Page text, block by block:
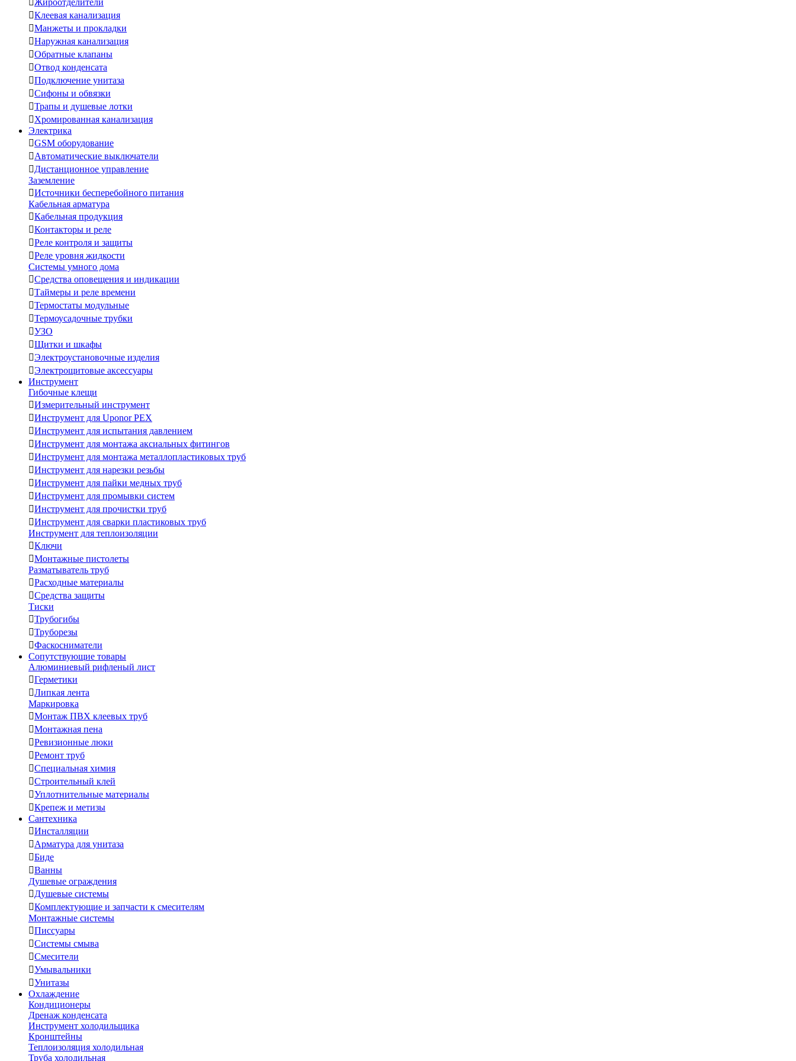
Жироотделители
Клеевая канализация
Манжеты и прокладки
Наружная канализация
Обратные клапаны
Отвод конденсата
Подключение унитаза
Сифоны и обвязки
Трапы и душевые лотки
Хромированная канализация
Электрика
GSM оборудование
Автоматические выключатели
Дистанционное управление
Заземление
Источники бесперебойного питания
Кабельная арматура
Кабельная продукция
Контакторы и реле
Реле контроля и защиты
Реле уровня жидкости
Системы умного дома
Средства оповещения и индикации
Таймеры и реле времени
Термостаты модульные
Термоусадочные трубки
УЗО
Щитки и шкафы
Электроустановочные изделия
Электрощитовые аксессуары
Инструмент
Гибочные клещи
Измерительный инструмент
Инструмент для Uponor PEX
Инструмент для испытания давлением
Инструмент для монтажа аксиальных фитингов
Инструмент для монтажа металлопластиковых труб
Инструмент для нарезки резьбы
Инструмент для пайки медных труб
Инструмент для промывки систем
Инструмент для прочистки труб
Инструмент для сварки пластиковых труб
Инструмент для теплоизоляции
Ключи
Монтажные пистолеты
Разматыватель труб
Расходные материалы
Средства защиты
Тиски
Трубогибы
Труборезы
Фаскосниматели
Сопутствующие товары
Алюминиевый рифленый лист
Герметики
Липкая лента
Маркировка
Монтаж ПВХ клеевых труб
Монтажная пена
Ревизионные люки
Ремонт труб
Специальная химия
Строительный клей
Уплотнительные материалы
Крепеж и метизы
Сантехника
Инсталляции
Арматура для унитаза
Биде
Ванны
Душевые ограждения
Душевые системы
Комплектующие и запчасти к смесителям
Монтажные системы
Писсуары
Системы смыва
Смесители
Умывальники
Унитазы
Охлаждение
Кондиционеры
Дренаж конденсата
Инструмент холодильщика
Кронштейны
Теплоизоляция холодильная
Труба холодильная